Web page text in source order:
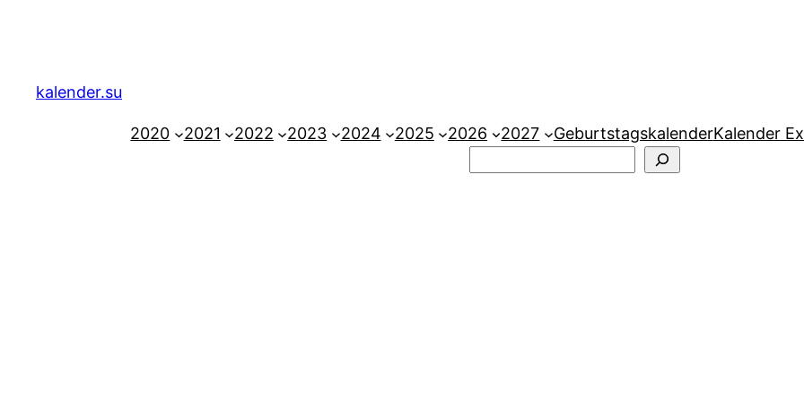
kalender.su
2020 2021 2022 2023 2024 2025 2026 2027 GeburtstagskalenderKalender